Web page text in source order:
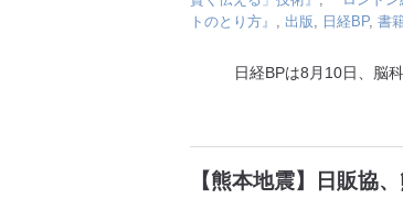
トのとり方』 , 出版, 日経BP, 書
日経BPは8月10日、脳科
【熊本地震】日販協